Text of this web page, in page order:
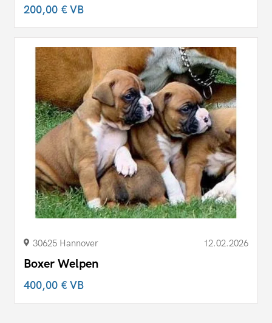
200,00 €VB
30625 Hannover 12.02.2026
Boxer Welpen
400,00 €VB